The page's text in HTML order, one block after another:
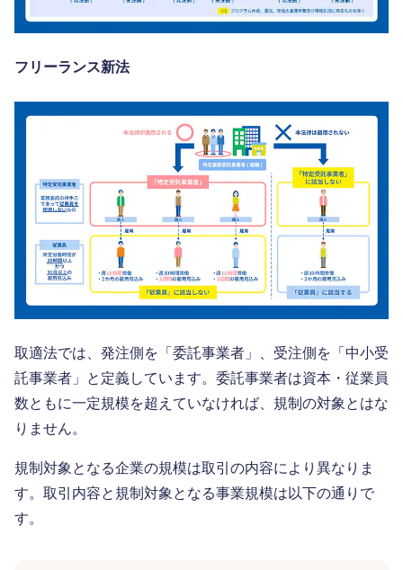
フリーランス新法
取適法では、発注側を「委託事業者」、受注側を「中小受
託事業者」と定義しています。委託事業者は資本・従業員
数ともに一定規模を超えていなければ、規制の対象とはな
りません。
規制対象となる企業の規模は取引の内容により異なりま
す。取引内容と規制対象となる事業規模は以下の通りで
す。